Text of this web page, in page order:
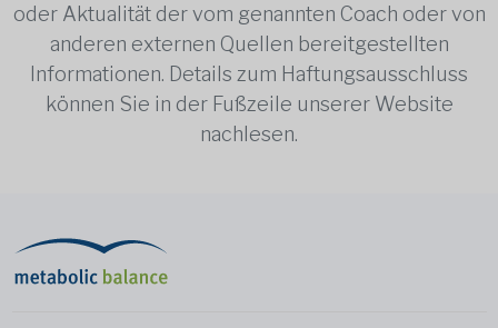
oder Aktualität der vom genannten Coach oder von
anderen externen Quellen bereitgestellten
Informationen. Details zum Haftungsausschluss
können Sie in der Fußzeile unserer Website
nachlesen.